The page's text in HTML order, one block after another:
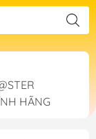
HÃNG